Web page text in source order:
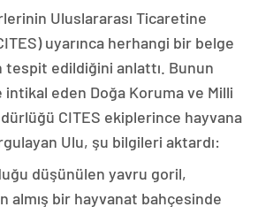
Uluslararası Ticaretine
uyarınca herhangi bir belge
edildiğini anlattı. Bunun
eden Doğa Koruma ve Milli
CITES ekiplerince hayvana
Ulu, şu bilgileri aktardı:
düşünülen yavru goril,
almış bir hayvanat bahçesinde